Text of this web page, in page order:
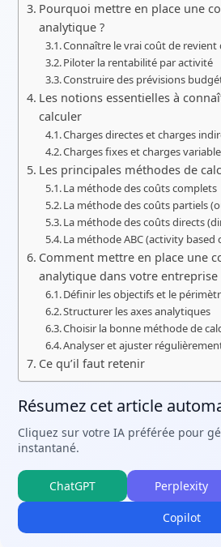
Pourquoi mettre en place une
analytique ?
Connaître le vrai coût de
Piloter la rentabilité par activité
Construire des prévisions
Les notions essentielles à
calculer
Charges directes et charges
Charges fixes et charges
Les principales méthodes de
La méthode des coûts complets
La méthode des coûts partiels
La méthode des coûts directs
La méthode ABC (activity based
Comment mettre en place une
analytique dans votre entreprise
Définir les objectifs et le
Structurer les axes analytiques
Choisir la bonne méthode de
Analyser et ajuster
Ce qu’il faut retenir
Résumez cet article
Cliquez sur votre IA préférée pour
instantané.
ChatGPT Perplexity
Copilot